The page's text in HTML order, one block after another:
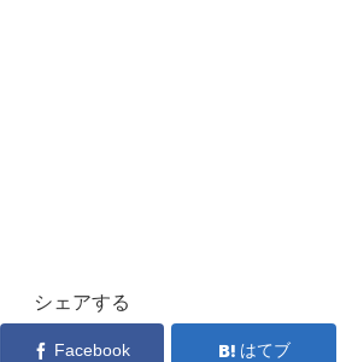
シェアする
Facebook はてブ